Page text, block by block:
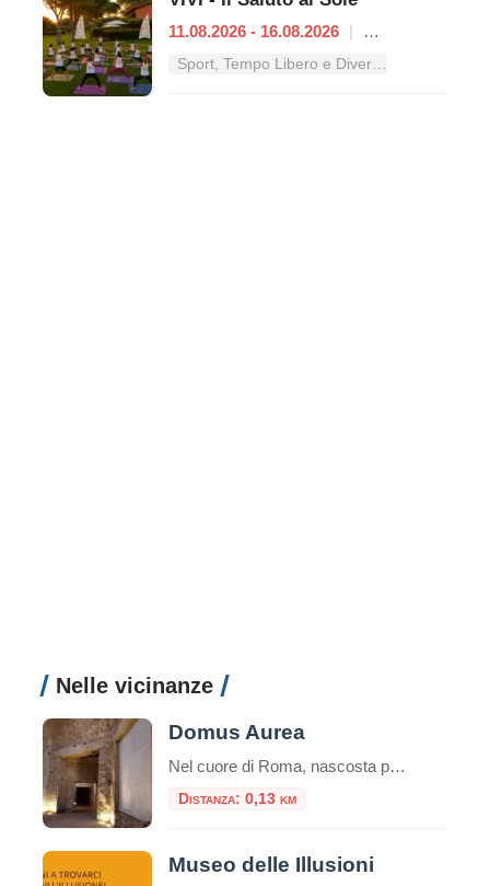
11.08.2026 - 16.08.2026 |
Sport, Tempo Libero e Divertimento nel Lazio
Nelle vicinanze
Domus Aurea
Nel cuore di Roma, nascosta per secoli sotto le fondamenta di monumenti successivi, giace una delle residenze più stravaganti e controverse mai costruite: la Domus Aurea, la Casa Dorata dell’imperatore Nerone. Più che un palazzo, fu un’utopia personale, un complesso colossale che ridefinì il concetto di lusso imperiale. Oggi, visitarla non è come entrare in […]
Distanza: 0,13 km
Museo delle Illusioni